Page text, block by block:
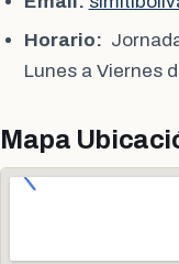
Horario:
Lunes a Viernes
Mapa